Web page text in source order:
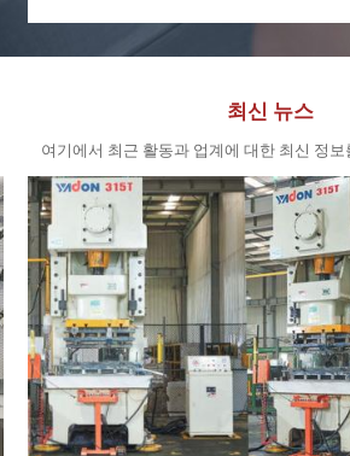
최신 뉴스
여기에서 최근 활동과 업계에 대한 최신 정